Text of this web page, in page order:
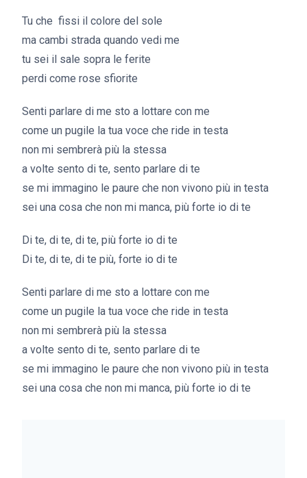
Tu che fissi il colore del sole
ma cambi strada quando vedi me
tu sei il sale sopra le ferite
perdi come rose sfiorite
Senti parlare di me sto a lottare con me
come un pugile la tua voce che ride in testa
non mi sembrerà più la stessa
a volte sento di te, sento parlare di te
se mi immagino le paure che non vivono più in testa
sei una cosa che non mi manca, più forte io di te
Di te, di te, di te, più forte io di te
Di te, di te, di te più, forte io di te
Senti parlare di me sto a lottare con me
come un pugile la tua voce che ride in testa
non mi sembrerà più la stessa
a volte sento di te, sento parlare di te
se mi immagino le paure che non vivono più in testa
sei una cosa che non mi manca, più forte io di te